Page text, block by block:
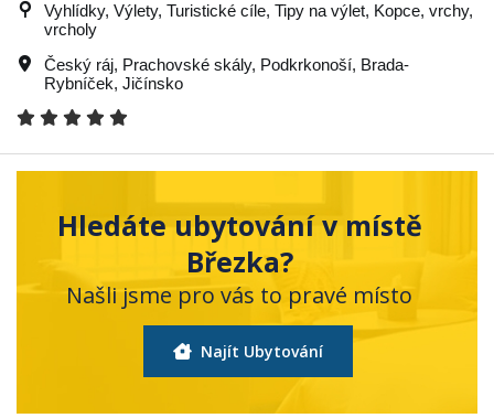
Vyhlídky, Výlety, Turistické cíle, Tipy na výlet, Kopce, vrchy,
vrcholy
Český ráj, Prachovské skály, Podkrkonoší, Brada-
Rybníček, Jičínsko
Hledáte ubytování v místě
Březka?
Našli jsme pro vás to pravé místo
Najít Ubytování